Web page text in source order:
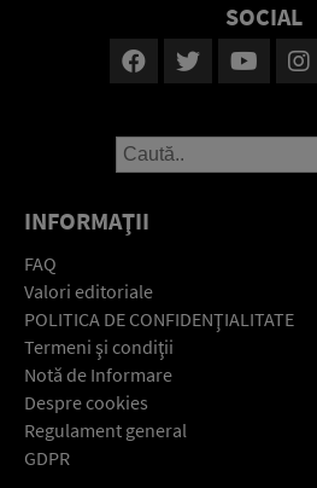
SOCIAL
INFORMAŢII
FAQ
Valori editoriale
POLITICA DE CONFIDENŢIALITATE
Termeni şi condiţii
Notă de Informare
Despre cookies
Regulament general
GDPR